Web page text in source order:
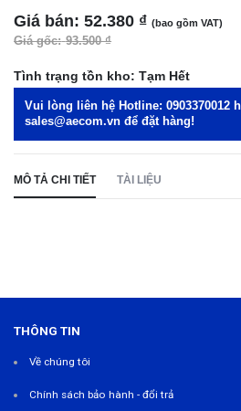
Giá bán: 52.380 ₫ (bao gồm VAT)
Giá gốc: 93.500 ₫
Tình trạng tồn kho: Tạm Hết
Vui lòng liên hệ Hotline: 0903370012
sales@aecom.vn để đặt hàng!
MÔ TẢ CHI TIẾT TÀI LIỆU
THÔNG TIN
Về chúng tôi
Chính sách bảo hành - đổi trả